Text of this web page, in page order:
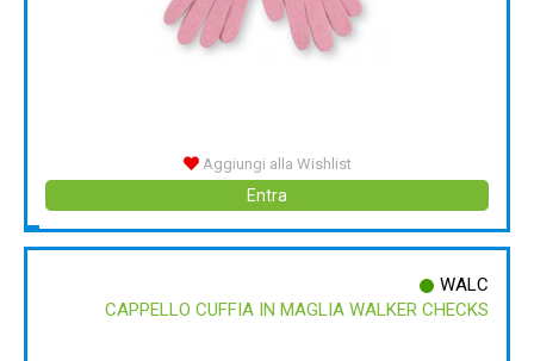
Aggiungi alla Wishlist
Entra
WALC
CAPPELLO CUFFIA IN MAGLIA WALKER CHECKS